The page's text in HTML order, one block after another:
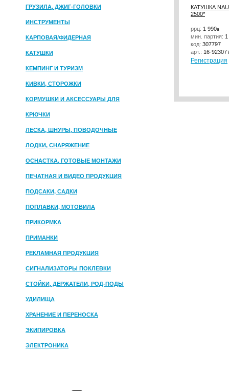
ГРУЗИЛА, ДЖИГ-ГОЛОВКИ
ИНСТРУМЕНТЫ
КАРПОВАЯ/ФИДЕРНАЯ
КАТУШКИ
КЕМПИНГ И ТУРИЗМ
КИВКИ, СТОРОЖКИ
КОРМУШКИ И АКСЕССУАРЫ ДЛЯ
ПРИКОРМКИ
КРЮЧКИ
ЛЕСКА, ШНУРЫ, ПОВОДОЧНЫЕ
МАТЕРИАЛЫ
ЛОДКИ, СНАРЯЖЕНИЕ
ОСНАСТКА, ГОТОВЫЕ МОНТАЖИ
ПЕЧАТНАЯ И ВИДЕО ПРОДУКЦИЯ
ПОДСАКИ, САДКИ
ПОПЛАВКИ, МОТОВИЛА
ПРИКОРМКА
ПРИМАНКИ
РЕКЛАМНАЯ ПРОДУКЦИЯ
СИГНАЛИЗАТОРЫ ПОКЛЕВКИ
СТОЙКИ, ДЕРЖАТЕЛИ, РОД-ПОДЫ
УДИЛИЩА
ХРАНЕНИЕ И ПЕРЕНОСКА
ЭКИПИРОВКА
ЭЛЕКТРОНИКА
КАТУШКА
2500*
ррц: 1 990a
мин. партия: 1
код: 307797
арт.: 16-
Регистрация